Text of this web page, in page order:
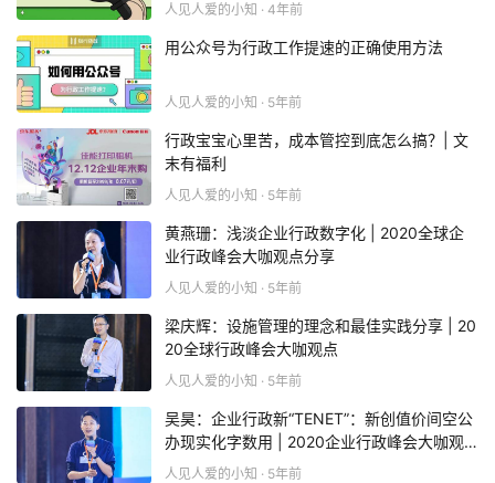
人见人爱的小知 · 4年前
用公众号为行政工作提速的正确使用方法
人见人爱的小知 · 5年前
行政宝宝心里苦，成本管控到底怎么搞？| 文
末有福利
人见人爱的小知 · 5年前
黄燕珊：浅淡企业行政数字化 | 2020全球企
业行政峰会大咖观点分享
人见人爱的小知 · 5年前
梁庆辉：设施管理的理念和最佳实践分享 | 20
20全球行政峰会大咖观点
人见人爱的小知 · 5年前
吴昊：企业行政新“TENET”：新创值价间空公
办现实化字数用 | 2020企业行政峰会大咖观
点
人见人爱的小知 · 5年前